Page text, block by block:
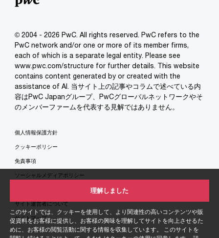
このサイトでは、クッキーを使用して、より関連性の高いコンテンツや販
促資料をお客様に提供し、お客様の興味を理解してサイトを向上させるた
めに、お客様の閲覧活動に関する情報を収集しています。 このサイトを
理解しました
© 2004 - 2026 PwC. All rights reserved. PwC refers to the
PwC network and/or one or more of its member firms,
each of which is a separate legal entity. Please see
www.pwc.com/structure for further details. This website
contains content generated by or created with the
assistance of AI. 当サイト上の記事やコラムで述べている内
容はPwC Japanグループ、PwCグローバルネットワークやそ
のメンバーファームを代表する見解ではありません。
個人情報保護方針
クッキーポリシー
免責事項
ソーシャルメディアポリシー
サイト運営者について
サイトマップ